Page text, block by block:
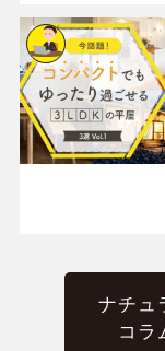
ナチュ
コラ